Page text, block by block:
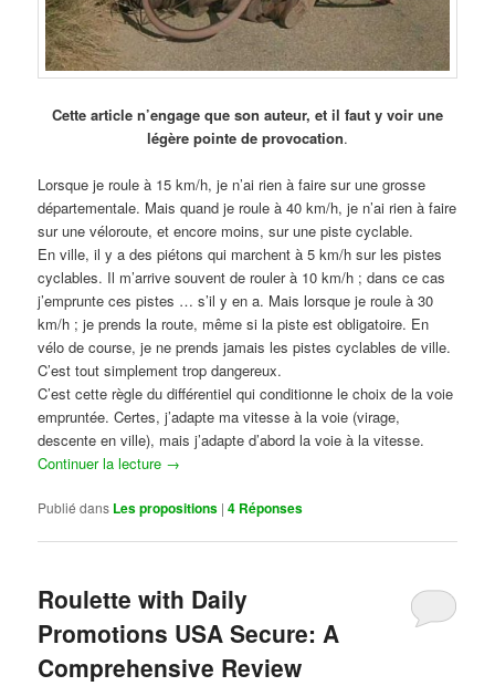
Cette article n’engage que son auteur, et il faut y voir une
légère pointe de provocation.
Lorsque je roule à 15 km/h, je n’ai rien à faire sur une grosse
départementale. Mais quand je roule à 40 km/h, je n’ai rien à faire
sur une véloroute, et encore moins, sur une piste cyclable.
En ville, il y a des piétons qui marchent à 5 km/h sur les pistes
cyclables. Il m’arrive souvent de rouler à 10 km/h ; dans ce cas
j’emprunte ces pistes … s’il y en a. Mais lorsque je roule à 30
km/h ; je prends la route, même si la piste est obligatoire. En
vélo de course, je ne prends jamais les pistes cyclables de ville.
C’est tout simplement trop dangereux.
C’est cette règle du différentiel qui conditionne le choix de la voie
empruntée. Certes, j’adapte ma vitesse à la voie (virage,
descente en ville), mais j’adapte d’abord la voie à la vitesse.
Continuer la lecture →
Publié dans Les propositions |4 Réponses
Roulette with Daily
Promotions USA Secure: A
Comprehensive Review